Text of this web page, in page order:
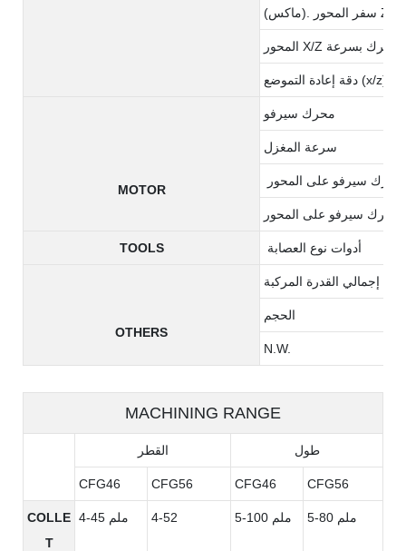
(ماكس). سفر المحور Z
المحور X/Z يتحرك بسرعة
دقة إعادة التموضع (x/z)
MOTOR
محرك سيرفو
سرعة المغزل
TOOLS أدوات نوع العصابة
OTHERS
إجمالي القدرة المركبة
الحجم
N.W.
MACHINING RANGE
القطر طول
CFG46 CFG56 CFG46 CFG56
COLLE
T
4-45 ملم 4-52 5-100 ملم 5-80 ملم